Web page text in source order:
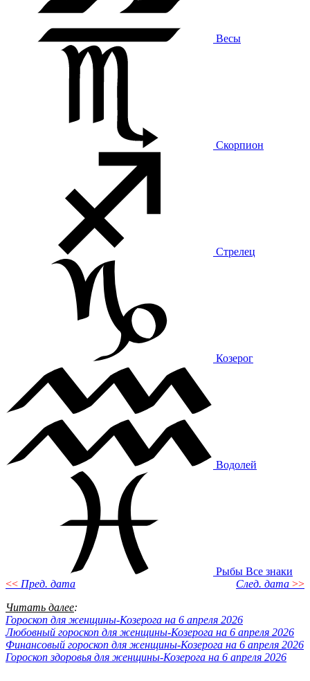
Весы
Скорпион
Стрелец
Козерог
Водолей
Рыбы Все знаки
<< Пред. дата След. дата >>
Читать далее:
Гороскоп для женщины-Козерога на 6 апреля 2026
Любовный гороскоп для женщины-Козерога на 6 апреля 2026
Финансовый гороскоп для женщины-Козерога на 6 апреля 2026
Гороскоп здоровья для женщины-Козерога на 6 апреля 2026